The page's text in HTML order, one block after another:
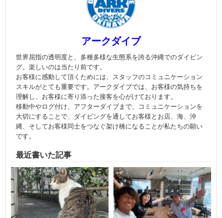
アークダイブ
世界屈指の透明度と、多種多様な生態系を誇る沖縄でのダイビン
グ。楽しいのは当たり前です。
お客様に感動して頂くためには、スタッフのコミュニケーション
スキルがとても重要です。アークダイブでは、お客様の気持ちを
理解し、お客様に寄り添った接客を心がけております。
移動中やログ付け、アフターダイブまで、コミュニケーションを
大切にすることで、ダイビングを通してお客様とお店、海、沖
縄、そしてお客様同士をつなぐ架け橋になることが私たちの願い
です。
最近書いた記事